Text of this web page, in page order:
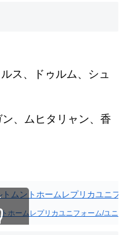
ス、ドゥルム、シュ
、ムヒタリャン、香
ホームレプリカユニフォーム/ユニフ